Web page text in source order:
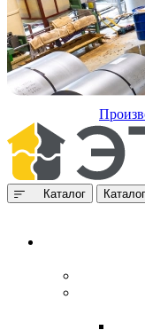
Каталог Каталог